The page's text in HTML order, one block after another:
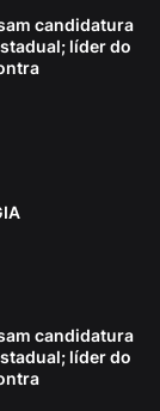
candidatura
líder do
candidatura
líder do